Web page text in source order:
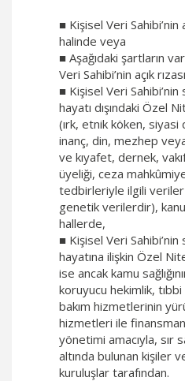
■ Kişisel Veri Sahibi’nin
halinde veya
■ Aşağıdaki şartların
Veri Sahibi’nin açık
■ Kişisel Veri Sahibi’nin
hayatı dışındaki Özel
(ırk, etnik köken,
inanç, din, mezhep
ve kıyafet, dernek,
üyeliği, ceza
tedbirleriyle ilgili
genetik verilerdir),
hallerde,
■ Kişisel Veri Sahibi’nin
hayatına ilişkin Özel
ise ancak kamu
koruyucu hekimlik,
bakım hizmetlerinin
hizmetleri ile
yönetimi amacıyla, sır
altında bulunan kişiler
kuruluşlar tarafından.